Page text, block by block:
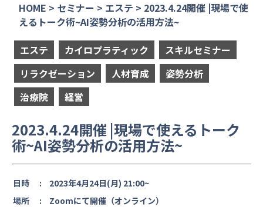
HOME > セミナー > エステ > 2023.4.24開催 |現場で使
えるトーク術~AI姿勢分析の活用方法~
エステ
カイロプラティック
スキルセミナー
リラクゼーション
人材育成
姿勢分析
治療院
経営
2023.4.24開催 |現場で使えるトーク
術~AI姿勢分析の活用方法~
日時 :
2023年4月24日(月) 21:00~
場所 :
Zoomにて開催（オンライン）